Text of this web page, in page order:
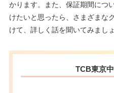
かります。また、保証期間につ
けたいと思ったら、さまざまな
けて、詳しく話を聞いてみましょ
TCB東京